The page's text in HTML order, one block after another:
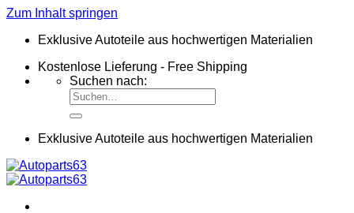
Zum Inhalt springen
Exklusive Autoteile aus hochwertigen Materialien
Kostenlose Lieferung - Free Shipping
Suchen nach:
Exklusive Autoteile aus hochwertigen Materialien